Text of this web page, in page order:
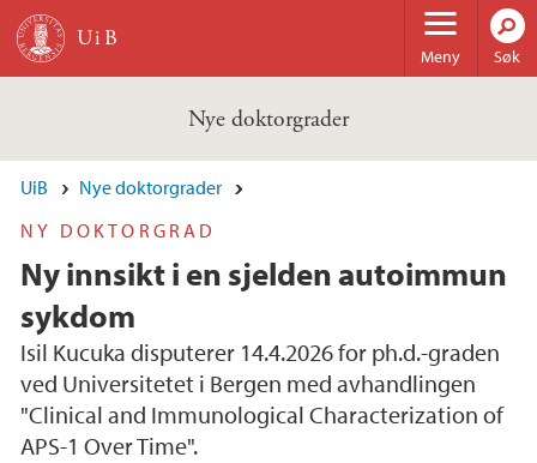
Hopp til hovedinnhold
Meny Søk
Nye doktorgrader
UiB
Nye doktorgrader
NY DOKTORGRAD
Ny innsikt i en sjelden autoimmun
sykdom
Isil Kucuka disputerer 14.4.2026 for ph.d.-graden
ved Universitetet i Bergen med avhandlingen
"Clinical and Immunological Characterization of
APS-1 Over Time".